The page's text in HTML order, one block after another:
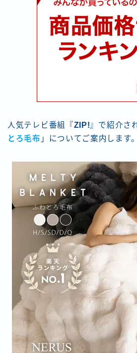
人気テレビ番組『ZIP! 』で紹介さ
とろ毛布 」についてご案内します。